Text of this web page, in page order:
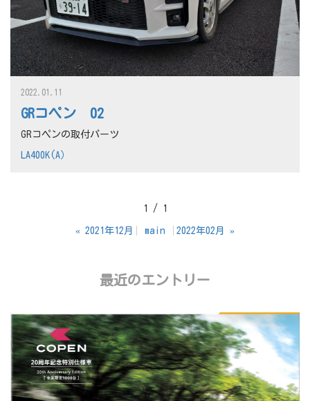
GRコペン 02
2022.01.11
GRコペンの取付パーツ
LA400K(A）
1 / 1
« 2021年12月 main 2022年02月 »
最近のエントリー